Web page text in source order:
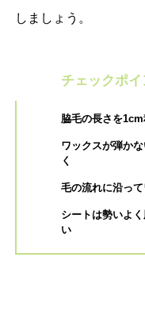
しましょう。
チェックポ
脇毛の長さを1cm
ワックスが弾か
く
毛の流れに沿っ
シートは勢いよ
い